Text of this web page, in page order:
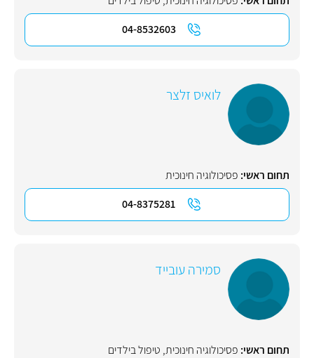
04-8532603
לואיס זלצר
תחום ראשי: פסיכולוגיה חינוכית
04-8375281
סמירה עובייד
תחום ראשי: פסיכולוגיה חינוכית, טיפול בילדים